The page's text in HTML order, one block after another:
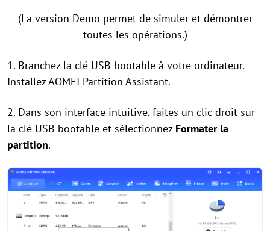
(La version Demo permet de simuler et démontrer
toutes les opérations.)
1. Branchez la clé USB bootable à votre ordinateur.
Installez AOMEI Partition Assistant.
2. Dans son interface intuitive, faites un clic droit sur
la clé USB bootable et sélectionnez Formater la
partition.